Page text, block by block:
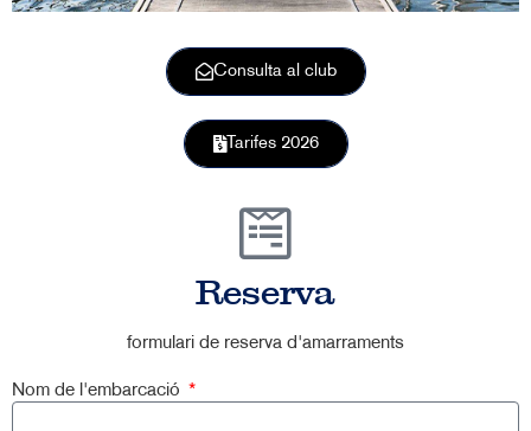
Tarifes 2026
Consulta al club
Reserva
formulari de reserva d'amarraments
Nom de l'embarcació